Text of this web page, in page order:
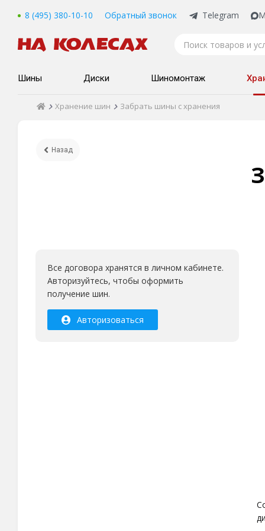
8 (495) 380-10-10 Обратный звонок Telegram
Шины Диски Шиномонтаж
Хранение шин Забрать шины с хранения
Назад
Все договора хранятся в личном кабинете.
Авторизуйтесь, чтобы оформить
получение шин.
Авторизоваться